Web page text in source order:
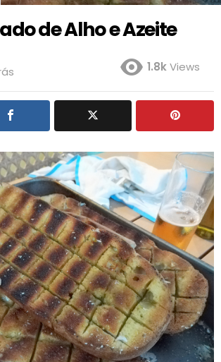
de Alho e Azeite
1.8kViews